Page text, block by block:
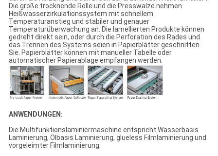
Die große trocknende Rolle und die Presswalze nehmen
Heißwasserzirkulationssystem mit schnellem
Temperaturanstieg und stabiler und genauer
Temperaturüberwachung an. Die lamellierten Produkte können
gedreht direkt sein, oder durch die Perforation des Rades und
das Trennen des Systems seien in Papierblätter geschnitten
Sie. Papierblätter können mit manueller Tabelle oder
automatischer Papierablage empfangen werden.
ANWENDUNGEN:
Die Multifunktionslaminiermaschine entspricht Wasserbasis
Laminierung, Ölbasis Laminierung, glueless Filmlaminierung und
vorgeleimter Filmlaminierung.